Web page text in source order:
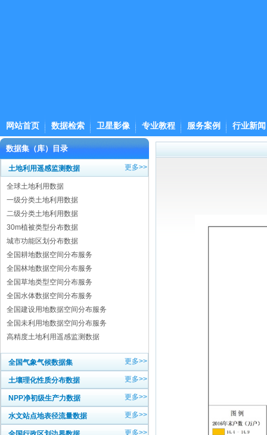
网站首页 数据检索 卫星影像 专业教程 服务案例 行业新闻
数据集（库）目录
土地利用遥感监测数据 更多>>
全球土地利用数据
一级分类土地利用数据
二级分类土地利用数据
30m植被类型分布数据
城市功能区划分布数据
全国耕地数据空间分布服务
全国林地数据空间分布服务
全国草地类型空间分布服务
全国水体数据空间分布服务
全国建设用地数据空间分布服务
全国未利用地数据空间分布服务
高精度土地利用遥感监测数据
全国气象气候数据集 更多>>
土壤理化性质分布数据 更多>>
NPP净初级生产力数据 更多>>
水文站点地表径流量数据 更多>>
更多>>